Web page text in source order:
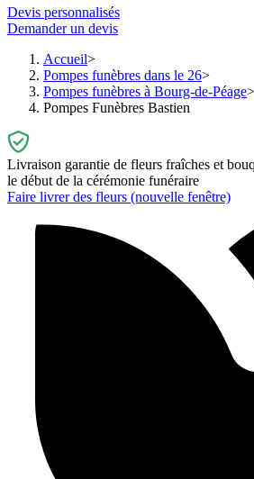
Devis personnalisés
Demander un devis
Accueil
Pompes funèbres dans le 26
Pompes funèbres à Bourg-de-Péage
Pompes Funèbres Bastien
Livraison garantie de fleurs fraîches et
le début de la cérémonie funéraire
Faire livrer des fleurs (nouvelle fenêtre)